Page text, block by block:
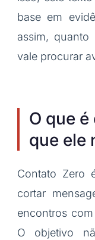
base em
assim,
vale procurar
O que
que ele
Contato Zero
cortar
encontros
O objetivo